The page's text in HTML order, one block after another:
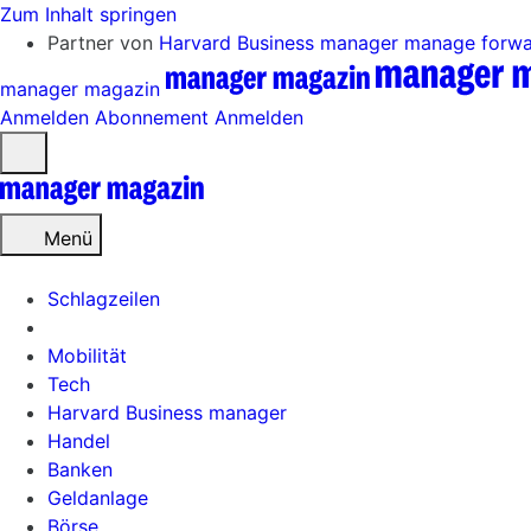
Zum Inhalt springen
Partner von Harvard Business manager manage
manager magazin
Anmelden Abonnement Anmelden
öffnen
Menü
Schlagzeilen
Mobilität
Tech
Harvard Business manager
Handel
Banken
Geldanlage
Börse